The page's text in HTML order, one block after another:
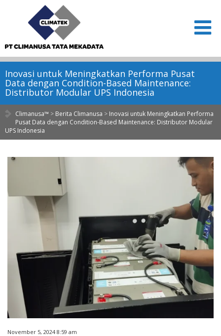
Inovasi untuk Meningkatkan Performa Pusat
Data dengan Condition-Based Maintenance:
Distributor Modular UPS Indonesia
Climanusa™ > Berita Climanusa > Inovasi untuk Meningkatkan Performa
Pusat Data dengan Condition-Based Maintenance: Distributor Modular
UPS Indonesia
November 5, 2024 8:59 am